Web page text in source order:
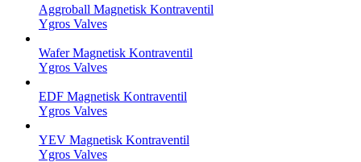
Aggroball Magnetisk Kontraventil
Ygros Valves
Wafer Magnetisk Kontraventil
Ygros Valves
EDF Magnetisk Kontraventil
Ygros Valves
YEV Magnetisk Kontraventil
Ygros Valves